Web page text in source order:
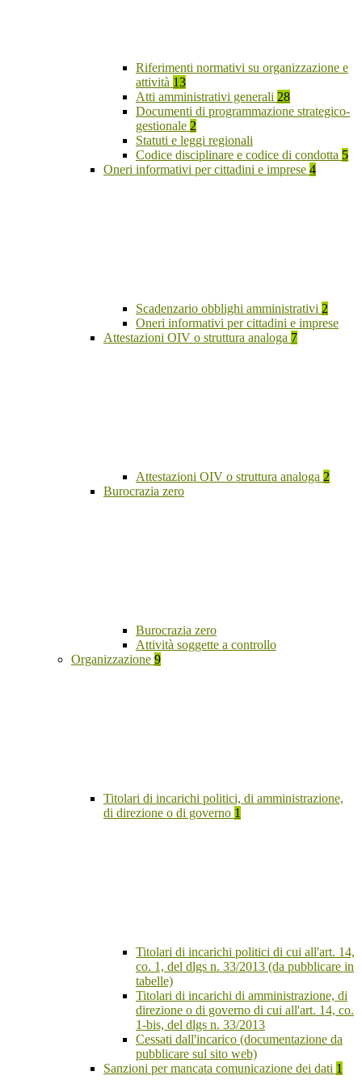
Riferimenti normativi su organizzazione e
attività 13
Atti amministrativi generali 28
Documenti di programmazione strategico-
gestionale 2
Statuti e leggi regionali
Codice disciplinare e codice di condotta 5
Oneri informativi per cittadini e imprese 4
Scadenzario obblighi amministrativi 2
Oneri informativi per cittadini e imprese
Attestazioni OIV o struttura analoga 7
Attestazioni OIV o struttura analoga 2
Burocrazia zero
Burocrazia zero
Attività soggette a controllo
Organizzazione 9
Titolari di incarichi politici, di amministrazione,
di direzione o di governo 1
Titolari di incarichi politici di cui all'art. 14,
co. 1, del dlgs n. 33/2013 (da pubblicare in
tabelle)
Titolari di incarichi di amministrazione, di
direzione o di governo di cui all'art. 14, co.
1-bis, del dlgs n. 33/2013
Cessati dall'incarico (documentazione da
pubblicare sul sito web)
Sanzioni per mancata comunicazione dei dati 1